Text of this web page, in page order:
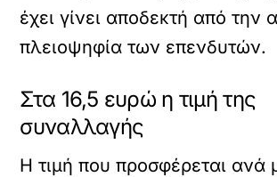
έχει γίνει αποδεκτή από την
πλειοψηφία των επενδυτών.
Στα 16,5 ευρώ η τιμή της
συναλλαγής
Η τιμή που προσφέρεται ανά